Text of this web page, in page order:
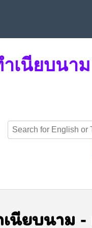
เนียบนาม
นียบนาม -